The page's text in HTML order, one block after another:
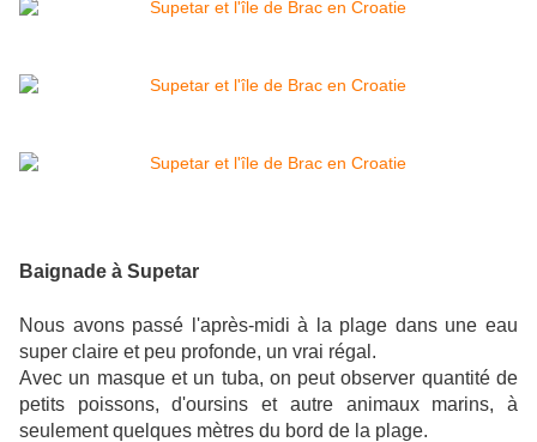
Baignade à Supetar
Nous avons passé l'après-midi à la plage dans une eau
super claire et peu profonde, un vrai régal.
Avec un masque et un tuba, on peut observer quantité de
petits poissons, d'oursins et autre animaux marins, à
seulement quelques mètres du bord de la plage.